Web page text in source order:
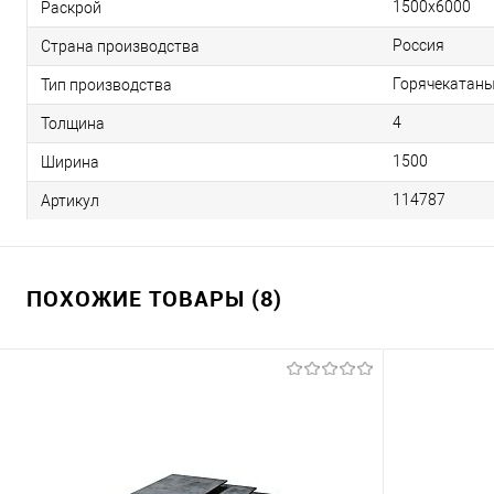
Раскрой 1500х6000
Страна производства Россия
Тип производства
Толщина 4
Ширина 1500
Артикул 114787
ПОХОЖИЕ ТОВАРЫ (8)